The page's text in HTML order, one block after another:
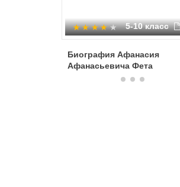
5-10 класс
Биография Афанасия
Афанасьевича Фета